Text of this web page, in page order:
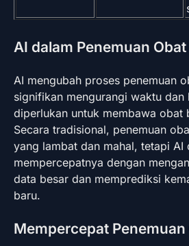
AI dalam Penemuan Obat
AI mengubah proses penemuan
signifikan mengurangi waktu dan
diperlukan untuk membawa obat
Secara tradisional, penemuan
yang lambat dan mahal, tetapi AI
mempercepatnya dengan
data besar dan memprediksi
baru.
Mempercepat Penemuan